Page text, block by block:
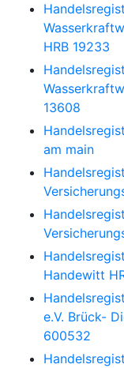
HRB 19233
13608
am main
Handewitt
e.V. Brück-
600532